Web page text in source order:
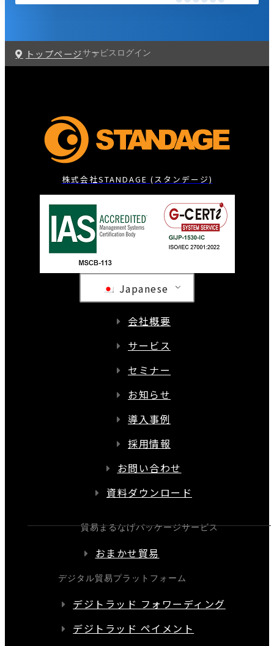
トップページサービスログイン
株式会社STANDAGE (スタンデージ)
Japanese
会社概要
サービス
セミナー
お知らせ
導入事例
採用情報
お問い合わせ
資料ダウンロード
貿易まるなげパッケージサービス
おまかせ貿易
デジタル貿易プラットフォーム
デジトラッド フォワーディング
デジトラッド ペイメント